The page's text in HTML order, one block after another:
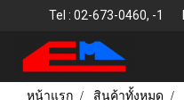
Tel : 02-673-0460, -1
หน้าแรก สินค้าทั้งหมด